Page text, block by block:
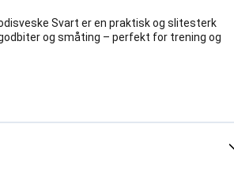
Svart er en praktisk og slitesterk
og småting – perfekt for trening og